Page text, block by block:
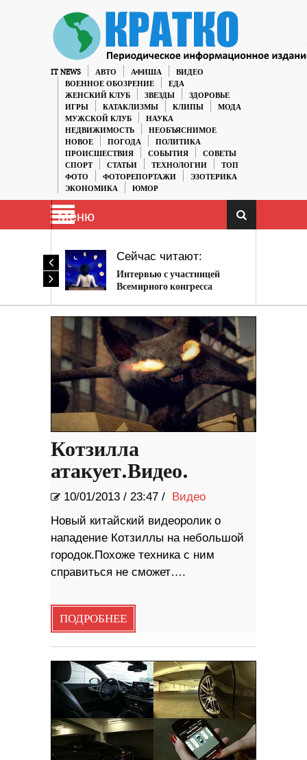
IT NEWS АВТО АФИША
ВИДЕО
ВОЕННОЕ ОБОЗРЕНИЕ
ЕДА
ЖЕНСКИЙ КЛУБ
ЗВЕЗДЫ
ЗДОРОВЬЕ
ИГРЫ
КАТАКЛИЗМЫ КЛИПЫ
МОДА
МУЖСКОЙ КЛУБ
НАУКА
НЕДВИЖИМОСТЬ
НЕОБЪЯСНИМОЕ
НОВОЕ
ПОГОДА
ПОЛИТИКА
ПРОИСШЕСТВИЯ
СОБЫТИЯ
СОВЕТЫ
СПОРТ
СТАТЬИ ТЕХНОЛОГИИ
ТОП
ФОТО
ФОТОРЕПОРТАЖИ
ЭЗОТЕРИКА
ЭКОНОМИКА
ЮМОР
Меню
Сейчас читают:
Интервью с участницей
Всемирного конгресса
не было никогда
Котзилла
атакует.Видео.
10/01/2013 / 23:47 / Видео
Новый китайский видеоролик о
нападение Котзиллы на небольшой
городок.Похоже техника с ним
справиться не сможет….
ПОДРОБНЕЕ